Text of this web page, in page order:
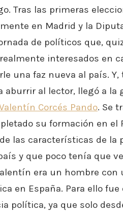
Tras las primeras
en Madrid y la
de políticos que,
interesados en
una faz nueva al país. Y,
aburrir al lector, llegó a la
Corcés Pando. Se
su formación en el
las características de la
y que poco tenía que
era un hombre con
en España. Para ello
política, ya que solo